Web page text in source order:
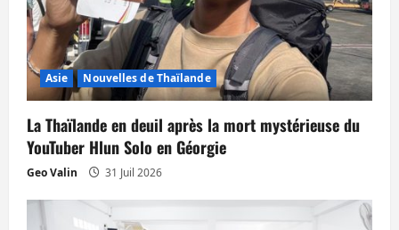
Asie Nouvelles de Thaïlande
La Thaïlande en deuil après la mort mystérieuse du
YouTuber Hlun Solo en Géorgie
Geo Valin 31 Juil 2026